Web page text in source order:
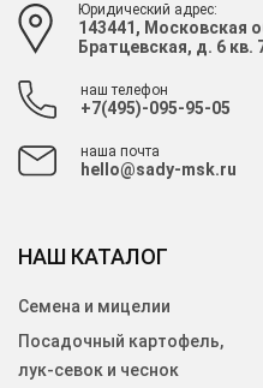
Юридический адрес:
143441, Московская
Братцевская, д. 6 кв.
наш телефон
+7(495)-095-95-05
наша почта
hello@sady-msk.ru
НАШ КАТАЛОГ
Семена и мицелии
Посадочный картофель,
лук-севок и чеснок